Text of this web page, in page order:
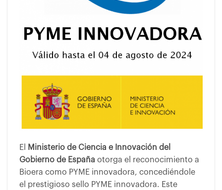
El
Ministerio de Ciencia e Innovación del
Gobierno de España otorga el reconocimiento a
Bioera como PYME innovadora, concediéndole
el prestigioso sello PYME innovadora. Este